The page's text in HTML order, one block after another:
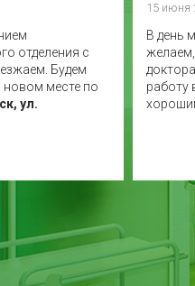
отделения с
Будем
новом месте по
ул.
15 июня
В день
работу